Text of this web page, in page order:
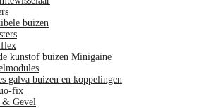
buizen
kunstof buizen Minigaine
galva buizen en koppelingen
fix
& Gevel